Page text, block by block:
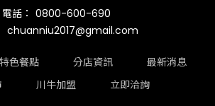
0800-600-690
chuanniu2017@gmail.com
特色餐點 分店資訊
最新消息
川牛加盟 立即洽詢